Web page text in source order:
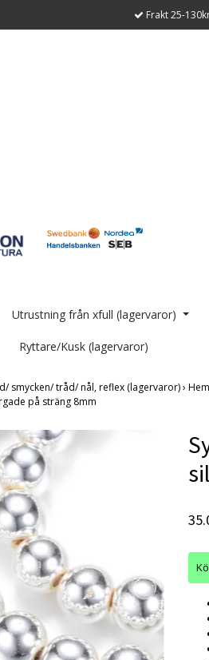
Frakt 25-
Utrustning från xfull (lagervaror)
Ryttare/Kusk (lagervaror)
smycken/ tråd/ nål, reflex (lagervaror)›
på sträng 8mm